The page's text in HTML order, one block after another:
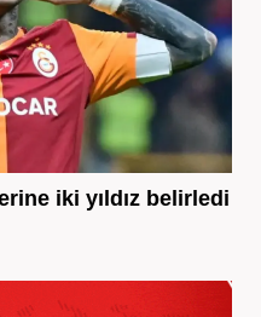
iki yıldız belirledi